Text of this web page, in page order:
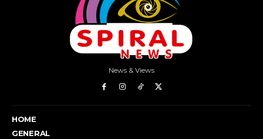
News & Views
HOME
GENERAL